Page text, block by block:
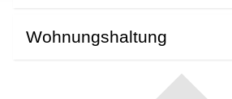
Wohnungshaltung